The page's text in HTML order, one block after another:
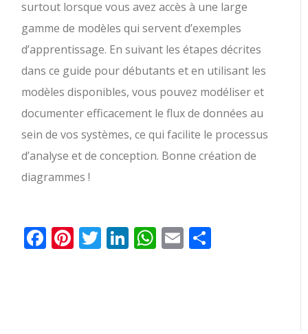
surtout lorsque vous avez accès à une large
gamme de modèles qui servent d’exemples
d’apprentissage. En suivant les étapes décrites
dans ce guide pour débutants et en utilisant les
modèles disponibles, vous pouvez modéliser et
documenter efficacement le flux de données au
sein de vos systèmes, ce qui facilite le processus
d’analyse et de conception. Bonne création de
diagrammes !
Facebook
Pinterest
Twitter
LinkedIn
WhatsApp
Email